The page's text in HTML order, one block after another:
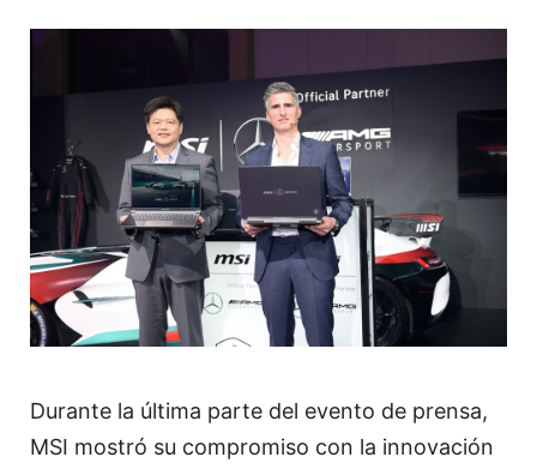
Durante la última parte del evento de prensa,
MSI mostró su compromiso con la innovación